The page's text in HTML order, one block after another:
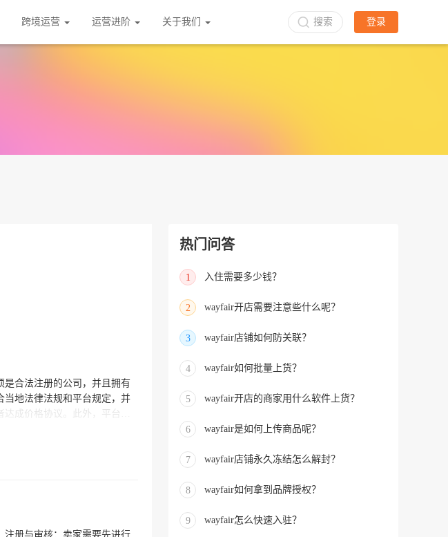
跨境运营 运营进阶 关于我们 搜索 登录
热门问答
1 入住需要多少钱？
2 wayfair开店需要注意些什么呢？
3 wayfair店铺如何防关联？
4 wayfair如何批量上货？
5 wayfair开店的商家用什么软件上货？
6 wayfair是如何上传商品呢？
7 wayfair店铺永久冻结怎么解封？
8 wayfair如何拿到品牌授权？
9 wayfair怎么快速入驻？